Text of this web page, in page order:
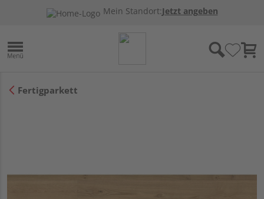
Mein Standort:Jetzt angeben
Fertigparkett